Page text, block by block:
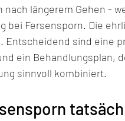
nach längerem Gehen -
bei Fersensporn. Die
Entscheidend sind eine
ein Behandlungsplan,
sinnvoll kombiniert.